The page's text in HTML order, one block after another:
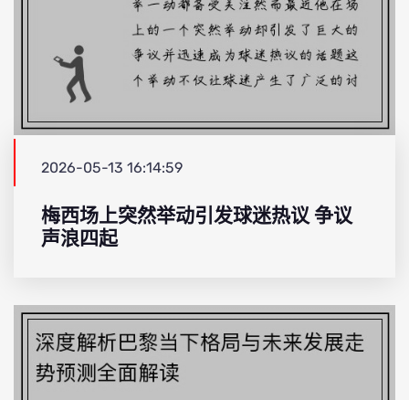
2026-05-13 16:14:59
梅西场上突然举动引发球迷热议 争议
声浪四起